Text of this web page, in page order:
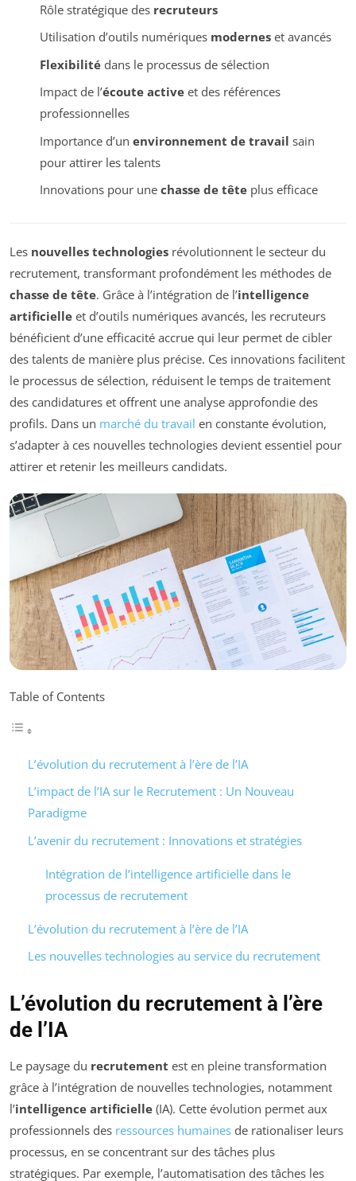
Rôle stratégique des recruteurs
Utilisation d’outils numériques moderneset avancés
Flexibilitédans le processus de sélection
Impact de l’écoute activeet des références
professionnelles
Importance d’un environnement de travail sain
pour attirer les talents
Innovations pour une chasse de têteplus efficace
Les nouvelles technologies révolutionnent le secteur du
recrutement, transformant profondément les méthodes de
chasse de tête. Grâce à l’intégration de l’intelligence
artificielle et d’outils numériques avancés, les recruteurs
bénéficient d’une efficacité accrue qui leur permet de cibler
des talents de manière plus précise. Ces innovations facilitent
le processus de sélection, réduisent le temps de traitement
des candidatures et offrent une analyse approfondie des
profils. Dans un marché du travail en constante évolution,
s’adapter à ces nouvelles technologies devient essentiel pour
attirer et retenir les meilleurs candidats.
Table of Contents
L’évolution du recrutement à l’ère de l’IA
L’impact de l’IA sur le Recrutement : Un Nouveau
Paradigme
L’avenir du recrutement : Innovations et stratégies
Intégration de l’intelligence artificielle dans le
processus de recrutement
L’évolution du recrutement à l’ère de l’IA
Les nouvelles technologies au service du recrutement
L’évolution du recrutement à l’ère
de l’IA
Le paysage du recrutement est en pleine transformation
grâce à l’intégration de nouvelles technologies, notamment
l’intelligence artificielle (IA). Cette évolution permet aux
professionnels des ressources humaines de rationaliser leurs
processus, en se concentrant sur des tâches plus
stratégiques. Par exemple, l’automatisation des tâches les